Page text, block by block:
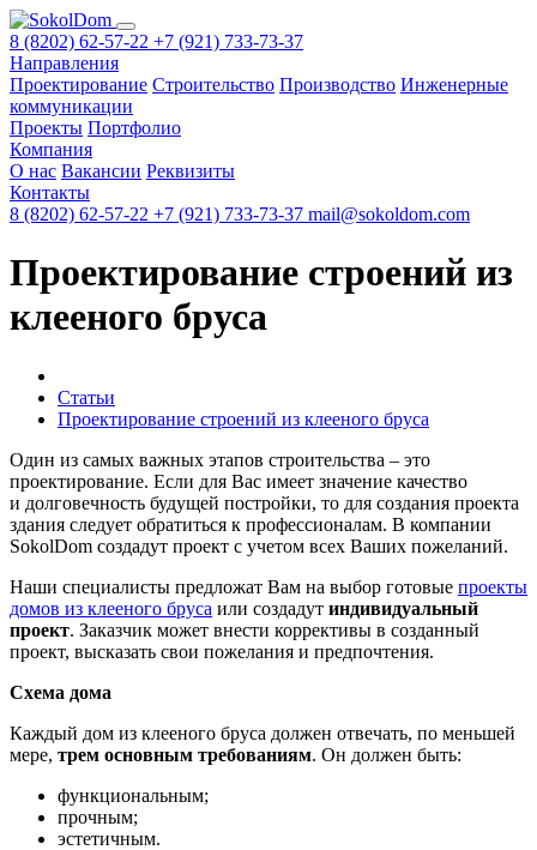
8 (8202) 62-57-22 +7 (921) 733-73-37
Направления
Проектирование Строительство Производство Инженерные
коммуникации
Проекты Портфолио
Компания
О нас Вакансии Реквизиты
Контакты
8 (8202) 62-57-22 +7 (921) 733-73-37 mail@sokoldom.com
Проектирование строений из
клееного бруса
Статьи
Проектирование строений из клееного бруса
Один из самых важных этапов строительства – это
проектирование. Если для Вас имеет значение качество
и долговечность будущей постройки, то для создания проекта
здания следует обратиться к профессионалам. В компании
SokolDom создадут проект с учетом всех Ваших пожеланий.
Наши специалисты предложат Вам на выбор готовые проекты
домов из клееного бруса или создадут индивидуальный
проект. Заказчик может внести коррективы в созданный
проект, высказать свои пожелания и предпочтения.
Схема дома
Каждый дом из клееного бруса должен отвечать, по меньшей
мере, трем основным требованиям. Он должен быть:
функциональным;
прочным;
эстетичным.